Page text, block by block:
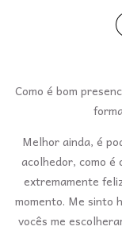
Como é bom
Melhor ainda, é
acolhedor, como é
extremamente
momento. Me sinto
vocês me